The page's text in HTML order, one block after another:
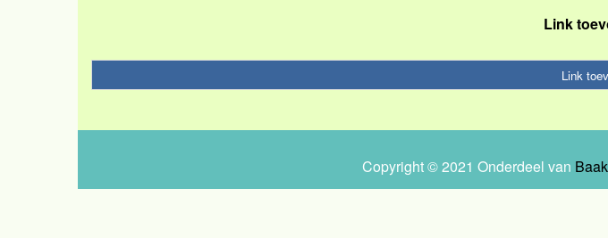
Link
Link
Copyright © 2021 Onderdeel van